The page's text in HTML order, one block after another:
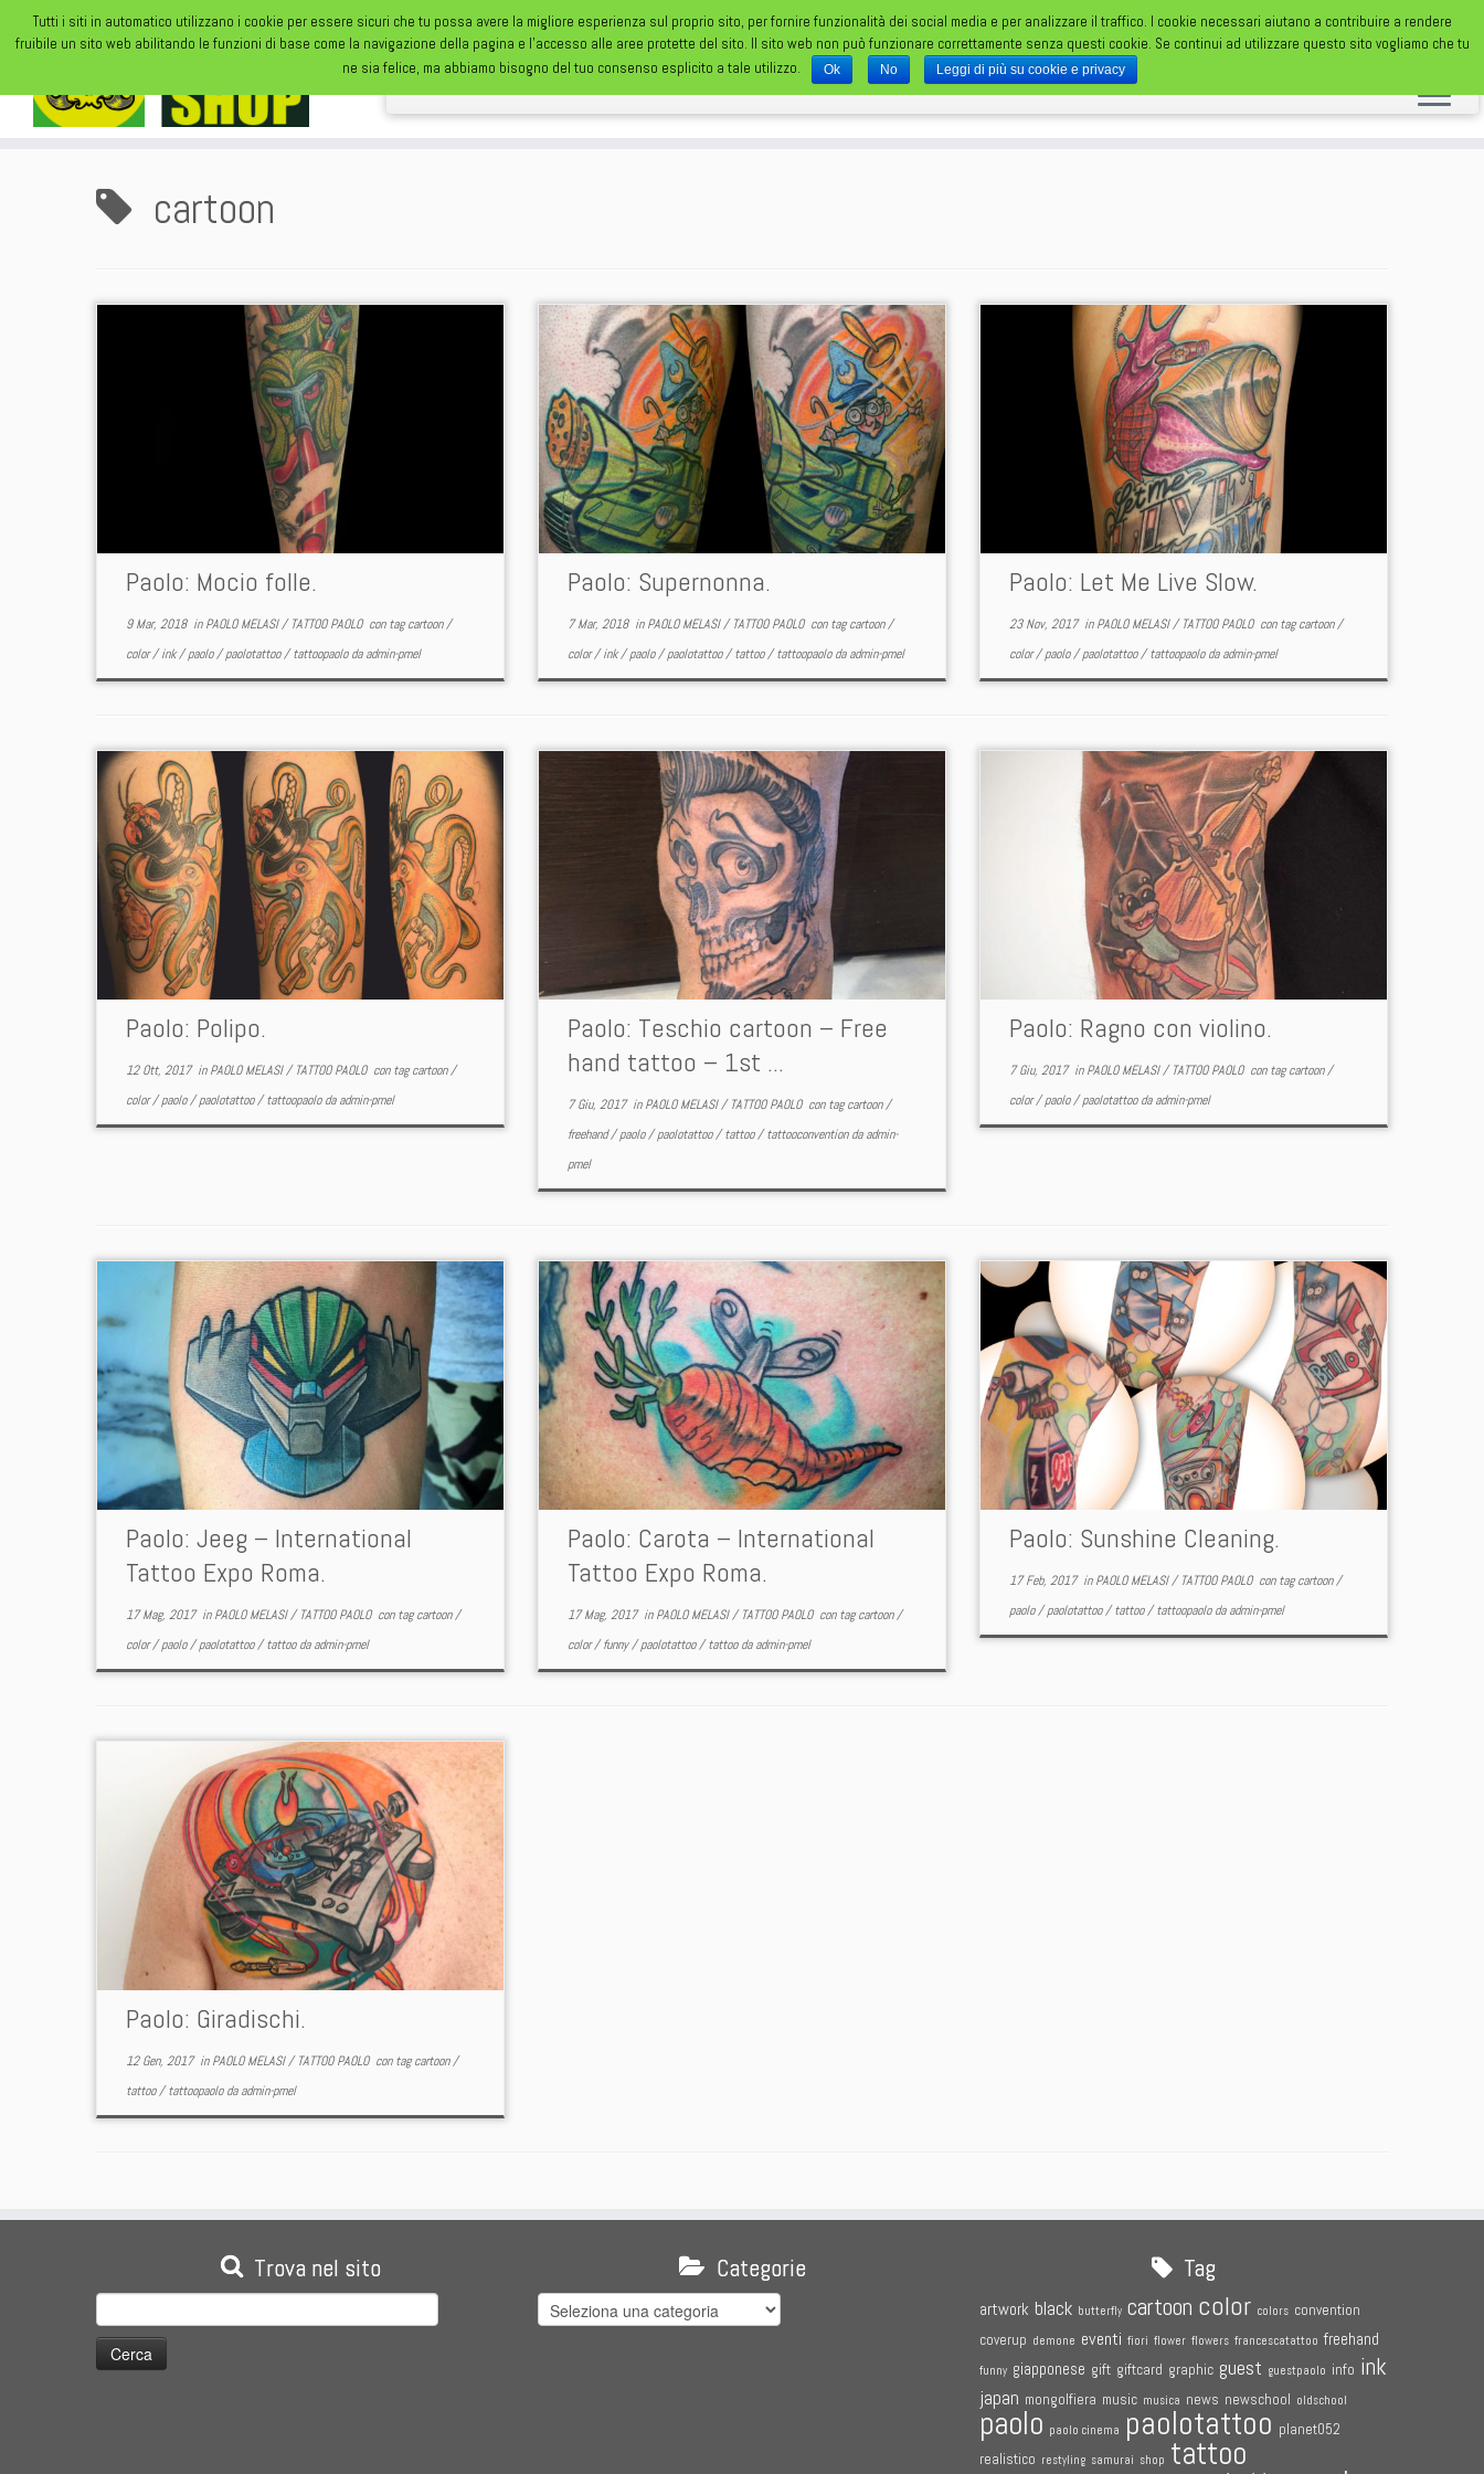
TATUAGGI DA UN FOLLE FOLLE MONDO
cartoon
Paolo: Mocio folle.
9 Mar, 2018inPAOLO MELASI/TATTOO PAOLO con tagcartoon/
color/ink/paolo/paolotattoo/tattoopaolodaadmin-pmel
Paolo: Supernonna.
7 Mar, 2018inPAOLO MELASI/TATTOO PAOLO con tagcartoon/
color/ink/paolo/paolotattoo/tattoo/tattoopaolodaadmin-pmel
Paolo: Let Me Live Slow.
23 Nov, 2017inPAOLO MELASI/TATTOO PAOLO con tagcartoon/
color/paolo/paolotattoo/tattoopaolodaadmin-pmel
Paolo: Polipo.
12 Ott, 2017inPAOLO MELASI/TATTOO PAOLO con tagcartoon/
color/paolo/paolotattoo/tattoopaolodaadmin-pmel
Paolo: Teschio cartoon – Free
hand tattoo – 1st ...
7 Giu, 2017inPAOLO MELASI/TATTOO PAOLO con tagcartoon/
freehand/paolo/paolotattoo/tattoo/tattooconventiondaadmin-
pmel
Paolo: Ragno con violino.
7 Giu, 2017inPAOLO MELASI/TATTOO PAOLO con tagcartoon/
color/paolo/paolotattoodaadmin-pmel
Paolo: Jeeg – International
Tattoo Expo Roma.
17 Mag, 2017inPAOLO MELASI/TATTOO PAOLO con tagcartoon/
color/paolo/paolotattoo/tattoodaadmin-pmel
Paolo: Carota – International
Tattoo Expo Roma.
17 Mag, 2017inPAOLO MELASI/TATTOO PAOLO con tagcartoon/
color/funny/paolotattoo/tattoodaadmin-pmel
Paolo: Sunshine Cleaning.
17 Feb, 2017inPAOLO MELASI/TATTOO PAOLO con tagcartoon/
paolo/paolotattoo/tattoo/tattoopaolodaadmin-pmel
Paolo: Giradischi.
12 Gen, 2017inPAOLO MELASI/TATTOO PAOLO con tagcartoon/
tattoo/tattoopaolodaadmin-pmel
Trova nel sito
per:
Categorie
Categorie
Tag
artwork black butterfly cartoon color colors convention
coverup demone eventi fiori flower flowers francescatattoo freehand
funny giapponese gift giftcard graphic guest guestpaolo info ink
japan mongolfiera music musica news newschool oldschool
paolo paolo cinema paolotattoo planet052
realistico restyling samurai shop tattoo
Tutti i siti in automatico utilizzano i cookie per essere sicuri che tu possa avere la migliore esperienza sul proprio sito, per fornire funzionalità dei social media e per analizzare il traffico. I cookie necessari aiutano a contribuire a rendere
fruibile un sito web abilitando le funzioni di base come la navigazione della pagina e l'accesso alle aree protette del sito. Il sito web non può funzionare correttamente senza questi cookie. Se continui ad utilizzare questo sito vogliamo che tu
ne sia felice, ma abbiamo bisogno del tuo consenso esplicito a tale utilizzo.
Ok No Leggi di più su cookie e privacy